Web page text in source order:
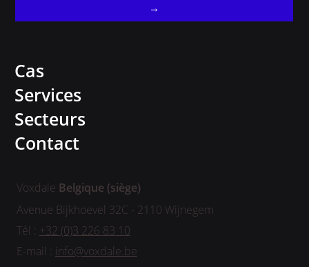
Cas
Services
Secteurs
Contact
Voxdale Belgique (siège)
Avenue Bijkhoevel 32C - 2110 Wijnegem
Tél : +32 (0)3 226 83 10
E-mail : info@voxdale.be
→